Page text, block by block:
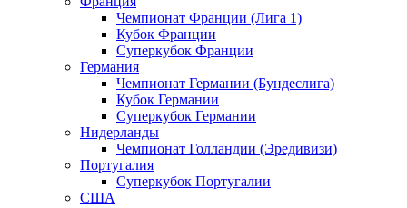
Чемпионат Франции (Лига 1)
Кубок Франции
Суперкубок Франции
Германия
Чемпионат Германии (Бундеслига)
Кубок Германии
Суперкубок Германии
Нидерланды
Чемпионат Голландии (Эредивизи)
Португалия
Суперкубок Португалии
США